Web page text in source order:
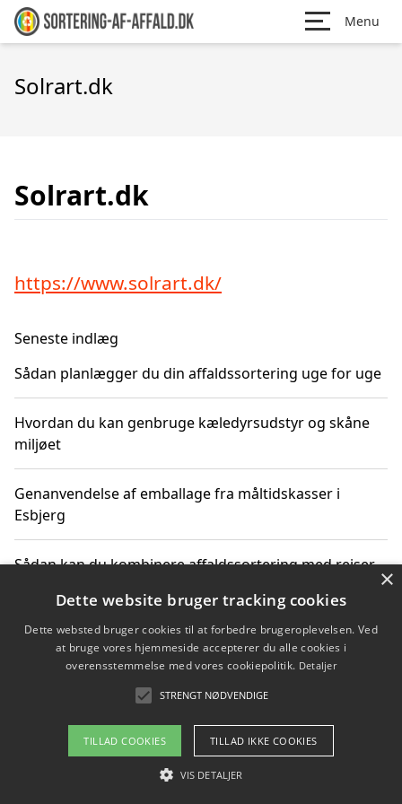
Menu
Solrart.dk
Solrart.dk
https://www.solrart.dk/
Seneste indlæg
Sådan planlægger du din affaldssortering uge for uge
Hvordan du kan genbruge kæledyrsudstyr og skåne
miljøet
Genanvendelse af emballage fra måltidskasser i
Esbjerg
Sådan kan du kombinere affaldssortering med rejser
Hvordan affaldssortering kan bidrage til co2 reduktion
Om / kontakt
Blog Betingelser
×
Dette website bruger tracking cookies
Dette websted bruger cookies til at forbedre brugeroplevelsen. Ved
at bruge vores hjemmeside accepterer du alle cookies i
overensstemmelse med vores cookiepolitik. Detaljer
STRENGT NØDVENDIGE
TILLAD COOKIES TILLAD IKKE COOKIES
VIS DETALJER